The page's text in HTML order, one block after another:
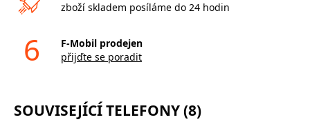
zboží skladem posíláme do 24 hodin
6
F-Mobil prodejen
přijďte se poradit
SOUVISEJÍCÍ TELEFONY (8)